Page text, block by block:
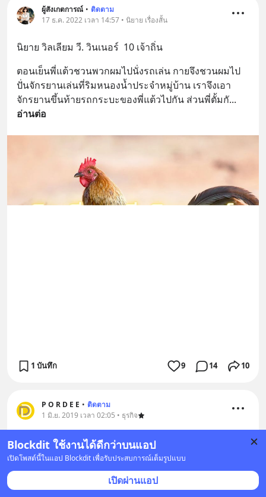
Blockdit ใช้งานได้ดีกว่าบนแอป
เปิดโพสต์นี้ในแอป Blockdit เพื่อรับประสบการณ์เต็มรูปแบบ
เปิดผ่านแอป
ผู้สังเกตการณ์ • ติดตาม
17 ธ.ค. 2022 เวลา 14:57 • นิยาย เรื่องสั้น
นิยาย วิลเลียม วี. วินเนอร์  10 เจ้าถิ่น
ตอนเย็นพี่แต้วชวนพวกผมไปนั่งรถเล่น กายจึงชวนผมไป
ปั่นจักรยานเล่นที่ริมหนองน้ำประจำหมู่บ้าน เราจึงเอา
จักรยานขึ้นท้ายรถกระบะของพี่แต้วไปกัน ส่วนพี่ตั้มกั
อ่านต่อ
1 บันทึก 9 14 10
P O R D E E • ติดตาม
1 มิ.ย. 2019 เวลา 02:05 • ธุรกิจ
หัวเว่ย...ธุรกิจนี้เพื่อชาติ
ตอนที่ 10
ตลอดเวลา 30 กว่าปี ที่ เหริน เจิ้งเฟย พาขุนพลของพวก
เขาเข้าสู้ศึกในตลาดโทรคมนาคมที่แข่งขันกันอย่างดุเ ...